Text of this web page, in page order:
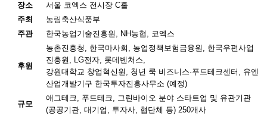
장소
서울 코엑스 전시장 C홀
주최
농림축산식품부
주관
한국농업기술진흥원, NH농협, 코엑스
후원
농촌진흥청, 한국마사회, 농업정책보험금융원, 한국우편사업
진흥원, LG전자, 롯데벤처스,
강원대학교 창업혁신원, 청년 쿡 비즈니스·푸드테크센터, 유엔
산업개발기구 한국투자진흥사무소 (예정)
규모
애그테크, 푸드테크, 그린바이오 분야 스타트업 및 유관기관
(공공기관, 대기업, 투자사, 협단체 등) 250개사